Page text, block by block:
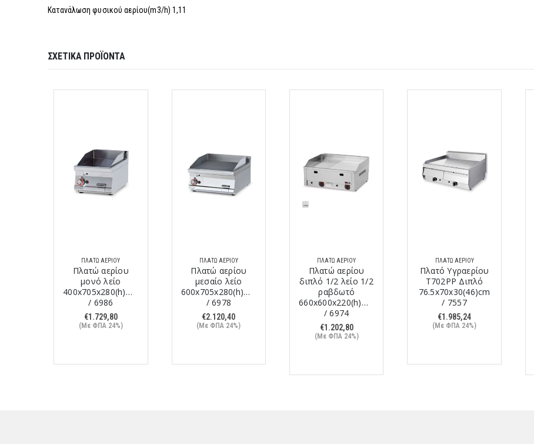
Κατανάλωση φυσικού αερίου(m3/h) 1,11
ΣΧΕΤΙΚΆ ΠΡΟΪΌΝΤΑ
ΠΛΑΤΏ ΑΕΡΊΟΥ
Πλατώ αερίου
μονό λείο
400x705x280(h)mm
/ 6986
€1.729,80
(Με ΦΠΑ 24%)
ΠΛΑΤΏ ΑΕΡΊΟΥ
Πλατώ αερίου
μεσαίο λείο
600x705x280(h)mm
/ 6978
€2.120,40
(Με ΦΠΑ 24%)
ΠΛΑΤΏ ΑΕΡΊΟΥ
Πλατώ αερίου
διπλό 1/2 λείο 1/2
ραβδωτό
660x600x220(h)mm
/ 6974
€1.202,80
(Με ΦΠΑ 24%)
ΠΛΑΤΏ ΑΕΡΊΟΥ
Πλατό Υγραερίου
T702PP Διπλό
76.5x70x30(46)cm
/ 7557
€1.985,24
(Με ΦΠΑ 24%)